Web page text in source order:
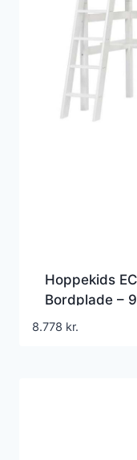
Hoppekids
Bordplade –
Fleksibel
8.778 kr.